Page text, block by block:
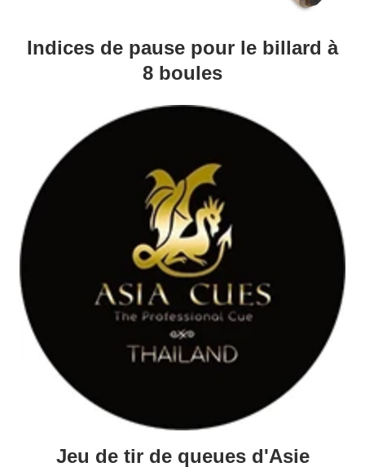
Indices de pause pour le billard à
8 boules
Jeu de tir de queues d'Asie